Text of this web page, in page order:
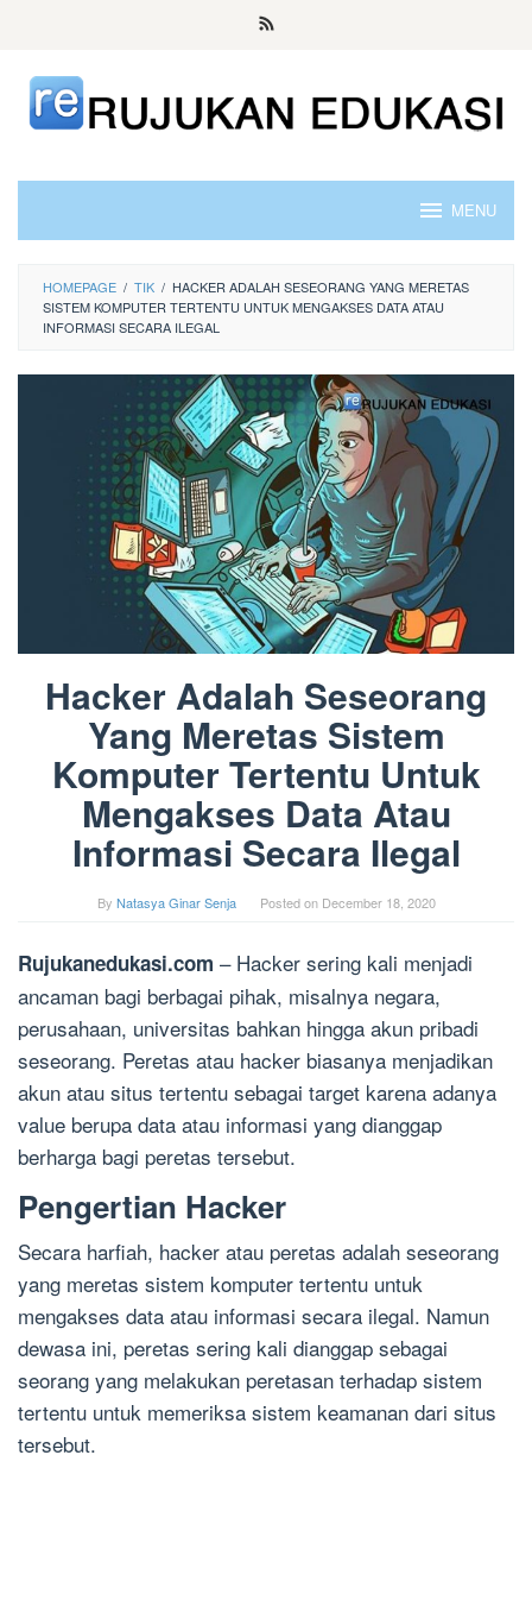
content
MENU
HOMEPAGE / TIK / HACKER ADALAH SESEORANG YANG MERETAS
SISTEM KOMPUTER TERTENTU UNTUK MENGAKSES DATA ATAU
INFORMASI SECARA ILEGAL
Hacker Adalah Seseorang
Yang Meretas Sistem
Komputer Tertentu Untuk
Mengakses Data Atau
Informasi Secara Ilegal
By Natasya Ginar Senja Posted on December 18, 2020
Rujukanedukasi.com – Hacker sering kali menjadi
ancaman bagi berbagai pihak, misalnya negara,
perusahaan, universitas bahkan hingga akun pribadi
seseorang. Peretas atau hacker biasanya menjadikan
akun atau situs tertentu sebagai target karena adanya
value berupa data atau informasi yang dianggap
berharga bagi peretas tersebut.
Pengertian Hacker
Secara harfiah, hacker atau peretas adalah seseorang
yang meretas sistem komputer tertentu untuk
mengakses data atau informasi secara ilegal. Namun
dewasa ini, peretas sering kali dianggap sebagai
seorang yang melakukan peretasan terhadap sistem
tertentu untuk memeriksa sistem keamanan dari situs
tersebut.